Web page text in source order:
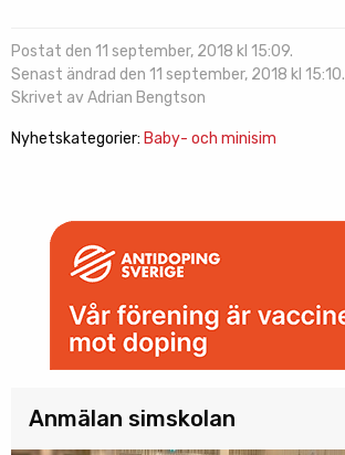
Postat den 11 september, 2018 kl 15:09.
Senast ändrad den 11 september, 2018 kl 15:10.
Skrivet av Adrian Bengtson
Nyhetskategorier: Baby- och minisim
Anmälan simskolan